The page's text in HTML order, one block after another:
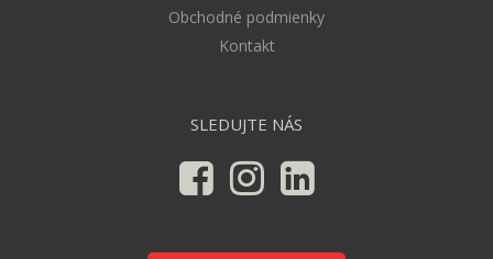
Obchodné podmienky
Kontakt
SLEDUJTE NÁS